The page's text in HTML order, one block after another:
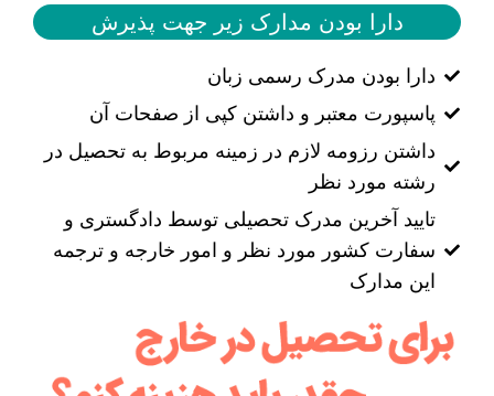
دارا بودن مدارک زیر جهت پذیرش
دارا بودن مدرک رسمی زبان
پاسپورت معتبر و داشتن کپی از صفحات آن
داشتن رزومه لازم در زمینه مربوط به تحصیل در
رشته مورد نظر
تایید آخرین مدرک تحصیلی توسط دادگستری و
سفارت کشور مورد نظر و امور خارجه و ترجمه
این مدارک